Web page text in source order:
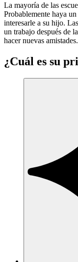
La mayoría de las
Probablemente haya
interesarle a su hijo.
un trabajo después de
hacer nuevas amistades.
¿Cuál es su